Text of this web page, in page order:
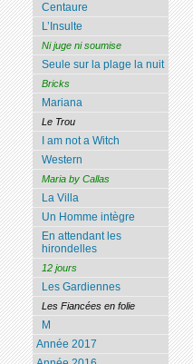
Centaure
L’Insulte
Ni juge ni soumise
Seule sur la plage la nuit
Bricks
Mariana
Le Trou
I am not a Witch
Western
Maria by Callas
La Villa
Un Homme intègre
En attendant les
hirondelles
12 jours
Les Gardiennes
Les Fiancées en folie
M
Année 2017